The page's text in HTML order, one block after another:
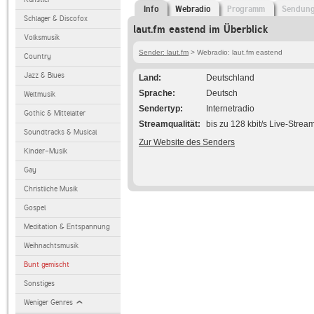
Schlager & Discofox
Volksmusik
Country
Jazz & Blues
Weltmusik
Gothic & Mittelalter
Soundtracks & Musical
Kinder-Musik
Gay
Christliche Musik
Gospel
Meditation & Entspannung
Weihnachtsmusik
Bunt gemischt
Sonstiges
Weniger Genres
Info Webradio Programm
laut.fm eastend im Überblick
Sender: laut.fm > Webradio: laut.fm eastend
Land
Deutschland
Sprache
Deutsch
Sendertyp
Internetradio
Streamqualität
bis zu 128 kbit/s Live-
Zur Website des Senders